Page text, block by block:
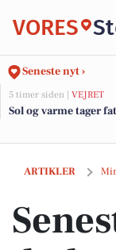
VORES
Seneste nyt ›
5 timer siden | VEJRET
Sol og varme tager
ARTIKLER
Seneste